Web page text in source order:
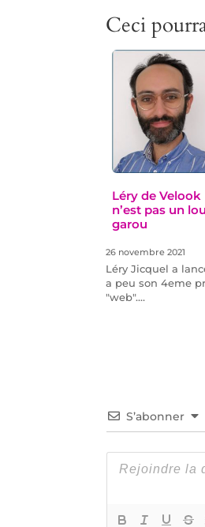
Ceci
Léry de Velook
n’est pas un
garou
26 novembre 2021
Léry Jicquel a
a peu son 4eme
"web".…
S’abonner